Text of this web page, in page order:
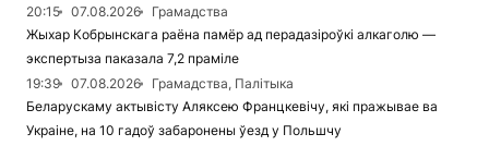
20:15
07.08.2026
Грамадства
Жыхар Кобрынскага раёна памёр ад перадазіроўкі алкаголю —
экспертыза паказала 7,2 праміле
19:39
07.08.2026
Грамадства, Палітыка
Беларускаму актывісту Аляксею Францкевічу, які пражывае ва
Украіне, на 10 гадоў забаронены ўезд у Польшчу